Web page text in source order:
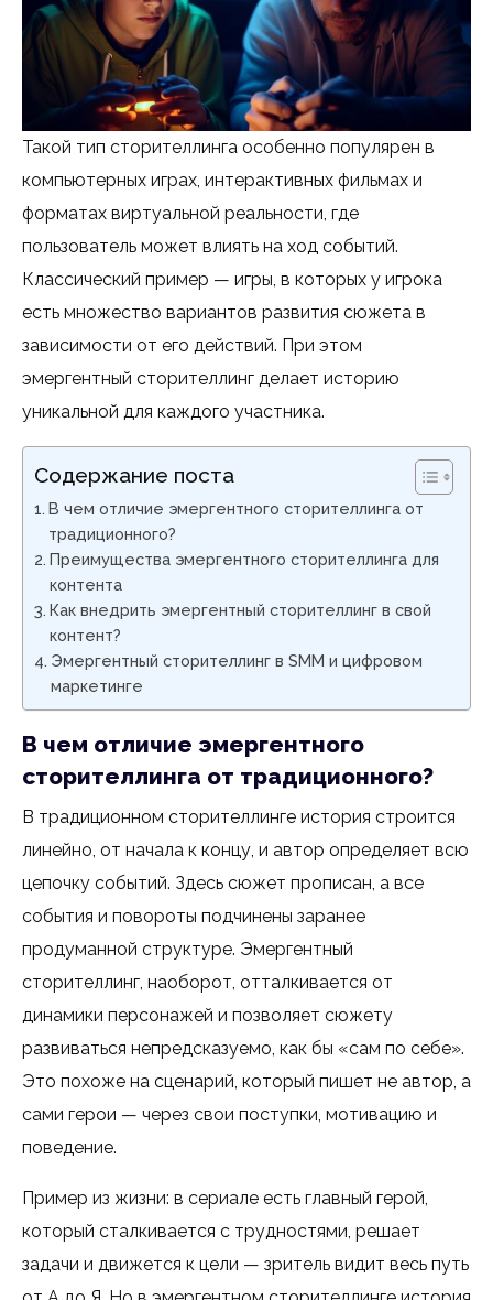
Такой тип сторителлинга особенно популярен в
компьютерных играх, интерактивных фильмах и
форматах виртуальной реальности, где
пользователь может влиять на ход событий.
Классический пример — игры, в которых у игрока
есть множество вариантов развития сюжета в
зависимости от его действий. При этом
эмергентный сторителлинг делает историю
уникальной для каждого участника.
Содержание поста
В чем отличие эмергентного сторителлинга от
традиционного?
Преимущества эмергентного сторителлинга для
контента
Как внедрить эмергентный сторителлинг в свой
контент?
Эмергентный сторителлинг в SMM и цифровом
маркетинге
В чем отличие эмергентного
сторителлинга от традиционного?
В традиционном сторителлинге история строится
линейно, от начала к концу, и автор определяет всю
цепочку событий. Здесь сюжет прописан, а все
события и повороты подчинены заранее
продуманной структуре. Эмергентный
сторителлинг, наоборот, отталкивается от
динамики персонажей и позволяет сюжету
развиваться непредсказуемо, как бы «сам по себе».
Это похоже на сценарий, который пишет не автор, а
сами герои — через свои поступки, мотивацию и
поведение.
Пример из жизни: в сериале есть главный герой,
который сталкивается с трудностями, решает
задачи и движется к цели — зритель видит весь путь